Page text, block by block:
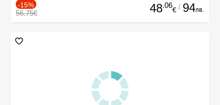
-15%
56.75€ 48.06
€ / 94лв.